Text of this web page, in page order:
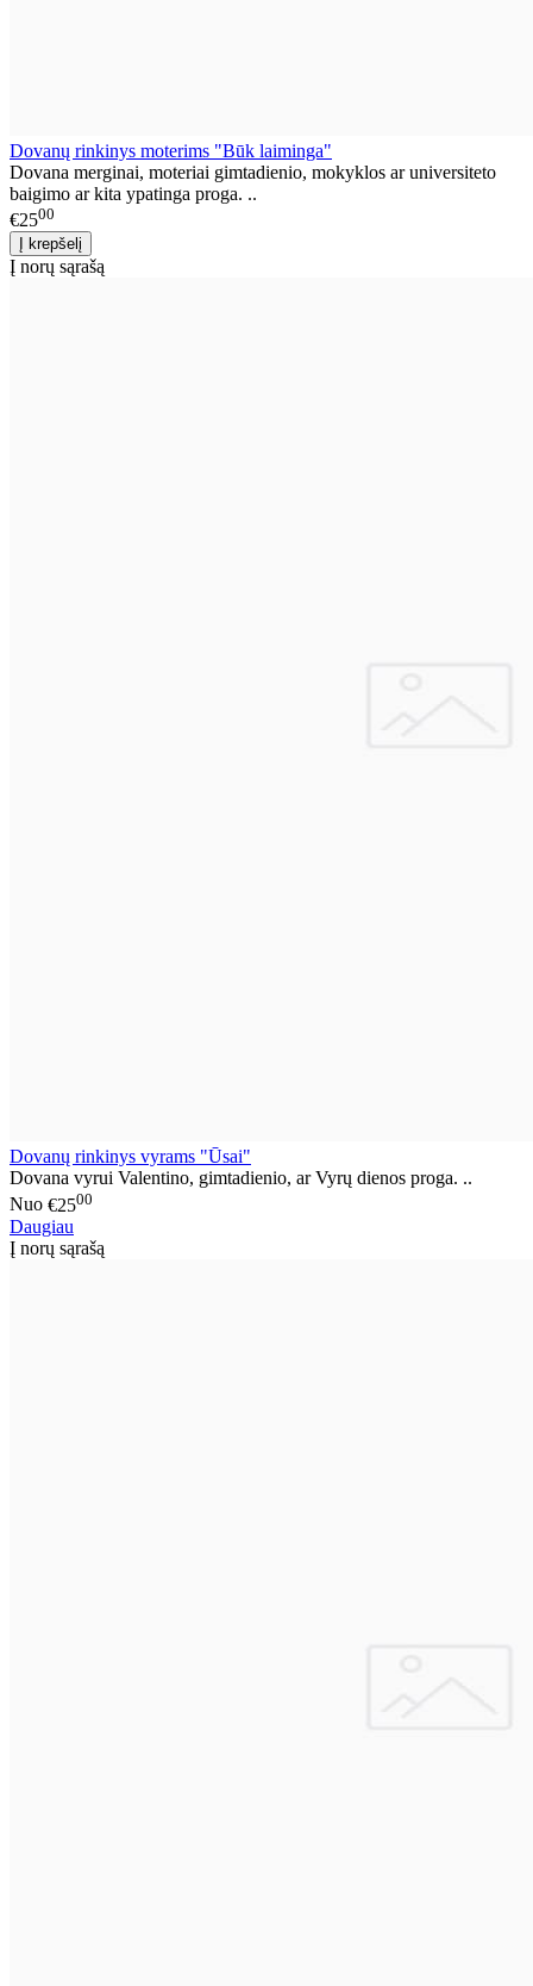
Dovanų rinkinys moterims "Būk laiminga"
Dovana merginai, moteriai gimtadienio, mokyklos ar universiteto
baigimo ar kita ypatinga proga. ..
€2500
Į norų sąrašą
Dovanų rinkinys vyrams "Ūsai"
Dovana vyrui Valentino, gimtadienio, ar Vyrų dienos proga. ..
Nuo €2500
Daugiau
Į norų sąrašą